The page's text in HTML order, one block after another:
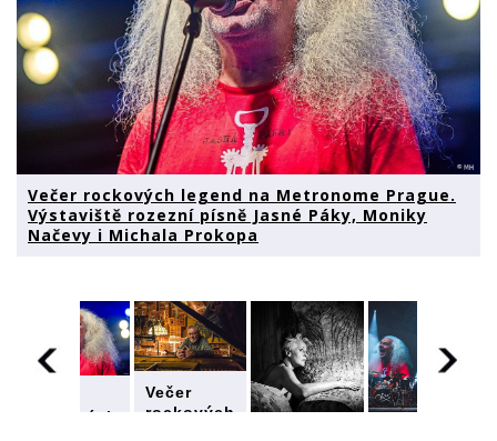
Večer rockových legend na Metronome Prague.
Výstaviště rozezní písně Jasné Páky, Moniky
Načevy i Michala Prokopa
rockových
Večer
rockových